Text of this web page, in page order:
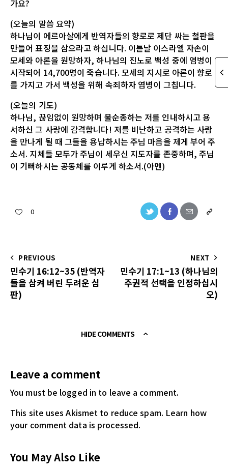
가요?
(오늘의 말씀 요약)
하나님이 에르아살에게 반역자들의 향로로 제단 싸는 철판을
만들어 표징을 삼으라고 하십니다. 이튿날 이스라엘 자손이
모세와 아론을 원망하자, 하나님의 진노로 백성 중에 염병이
시작되어 14,700명이 죽습니다. 모세의 지시로 아론이 향로
를 가지고 가서 백성을 위해 속죄하자 염병이 그칩니다.
(오늘의 기도)
하나님, 끊임없이 원망하며 불순종하는 저를 인내하시고 용
서하신 그 사랑에 감격합니다! 저를 비난하고 공격하는 사람
을 만나게 될 때 그들을 용납하시는 주님 마음을 제게 부어 주
소서. 지체들 모두가 주님이 세우신 지도자를 존중하며, 주님
이 기뻐하시는 공동체를 이루게 하소서.(아멘)
0
PREVIOUS
민수기 16:12~35 (반역자
들을 삼켜 버린 두려운 심
판)
NEXT
민수기 17:1~13 (하나님의
주권적 선택을 인정하십시
오)
HIDE COMMENTS
Leave a comment
You must be logged in to leave a comment.
This site uses Akismet to reduce spam. Learn how
your comment data is processed.
You May Also Like